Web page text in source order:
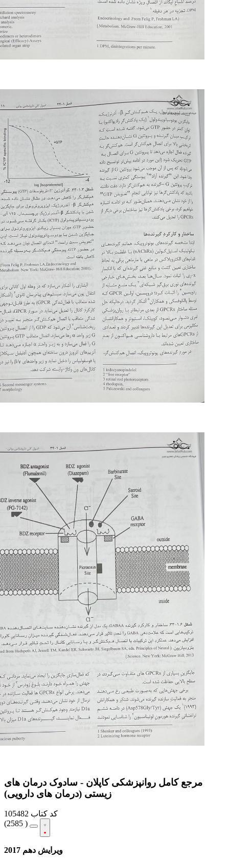
مرجع کامل روانپزشکی کاپلان - سادوک درمان های
زیستی (درمان های دارویی)
کد کتاب 105482
(2585 )
ویرایش دهم 2017